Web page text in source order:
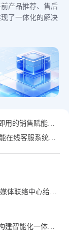
产品推荐、售后
了一体化的解决
的销售赋能方案
系统的核心优势
金融机构如何兼顾服务升级与风险防控？金融全媒体联络中心给出解决方案
适配银行 / 证券 / 保险：金融全媒体联络中心，构建智能化一体化客户服务体系